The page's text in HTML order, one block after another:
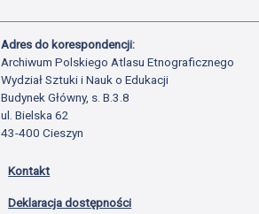
Adres do korespondencji:
Archiwum Polskiego Atlasu Etnograficznego
Wydział Sztuki i Nauk o Edukacji
Budynek Główny, s. B.3.8
ul. Bielska 62
43-400 Cieszyn
Kontakt
Deklaracja dostępności